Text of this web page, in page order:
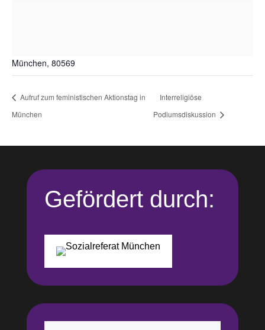
München, 80569
Aufruf zum feministischen Aktionstag in
München
Interreligiöse
Podiumsdiskussion
Gefördert durch: